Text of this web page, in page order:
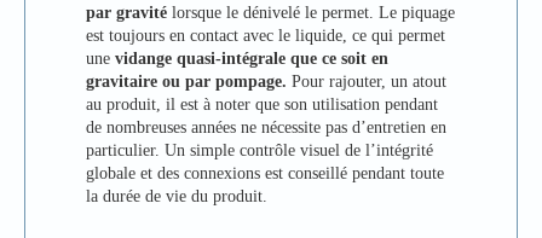
par gravité lorsque le dénivelé le permet. Le piquage
est toujours en contact avec le liquide, ce qui permet
une vidange quasi-intégrale que ce soit en
gravitaire ou par pompage. Pour rajouter, un atout
au produit, il est à noter que son utilisation pendant
de nombreuses années ne nécessite pas d’entretien en
particulier. Un simple contrôle visuel de l’intégrité
globale et des connexions est conseillé pendant toute
la durée de vie du produit.